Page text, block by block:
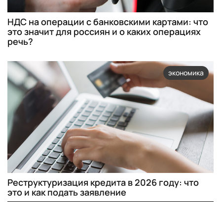
НДС на операции с банковскими картами: что
это значит для россиян и о каких операциях
речь?
экономика
Реструктуризация кредита в 2026 году: что
это и как подать заявление